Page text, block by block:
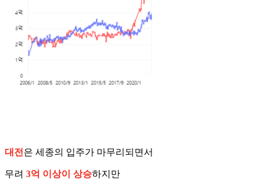
대전 은 세종의 입주가 마무리되면서
무려 3억 이상이 상승하지만